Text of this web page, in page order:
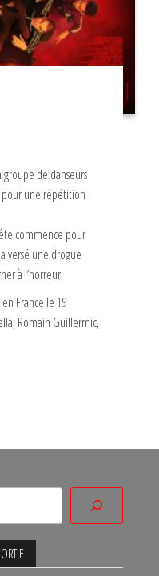
groupe de danseurs
une répétition
commence pour
versé une drogue
à l’horreur.
France le 19
Romain Guillermic,